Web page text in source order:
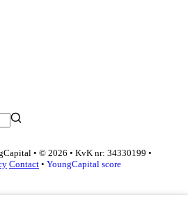
• © 2026 • KvK nr: 34330199 •
Contact • YoungCapital score